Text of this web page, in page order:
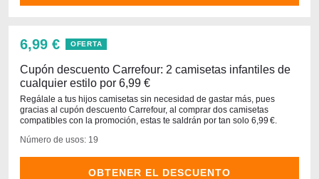
6,99 € OFERTA
Cupón descuento Carrefour: 2 camisetas infantiles de
cualquier estilo por 6,99 €
Regálale a tus hijos camisetas sin necesidad de gastar más, pues
gracias al cupón descuento Carrefour, al comprar dos camisetas
compatibles con la promoción, estas te saldrán por tan solo 6,99 €.
Número de usos: 19
OBTENER EL DESCUENTO